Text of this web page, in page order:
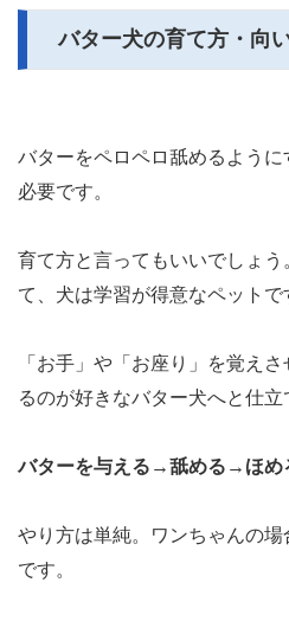
バター犬の育て方・向
バターをペロペロ舐めるよう
必要です。
育て方と言ってもいいでしょ
て、犬は学習が得意なペットで
「お手」や「お座り」を覚え
るのが好きなバター犬へと仕立
バターを与える→舐める→ほめ
やり方は単純。ワンちゃんの
です。